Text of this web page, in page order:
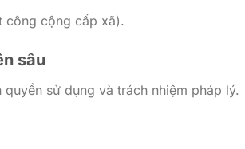
công cộng cấp xã).
sâu
sử dụng và trách nhiệm pháp lý.